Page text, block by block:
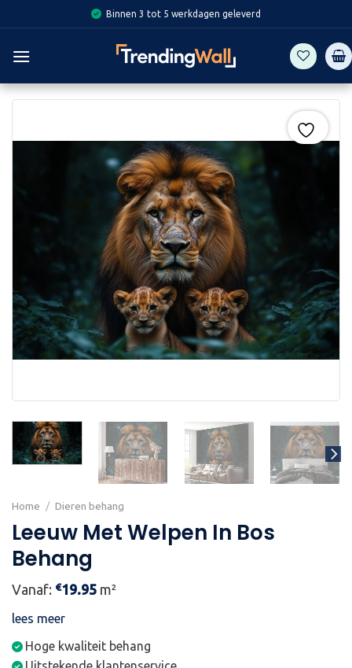
to
content
Binnen 3 tot 5 werkdagen geleverd
Home / Dieren behang
Leeuw Met Welpen In Bos
Behang
Vanaf: €19.95 m²
lees meer
Hoge kwaliteit behang